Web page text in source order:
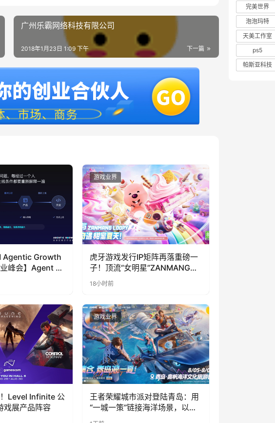
广州乐霸网络科技有限公司
下一篇
2018年1月23日 1:09 下午
Agentic Growth
峰会】Agent 时
什么
游戏业界
虎牙游戏发行IP矩阵再落重磅一
子！顶流“女明星”ZANMANG
LOOPY 正版3D消除手游《消消
奇遇》惊喜曝光
18小时前
Level Infinite 公
戏展产品阵容
游戏业界
王者荣耀城市派对登陆青岛：用
“一城一策”链接海洋场景，以双
完美世界
泡泡玛特
天美工作室
ps5
帕斯亚科技